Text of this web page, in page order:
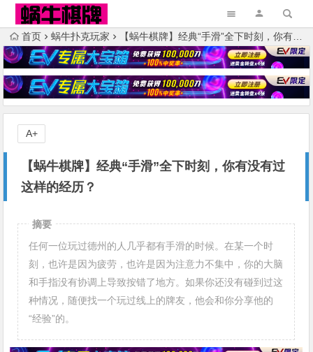
首页 蜗牛扑克玩家 【蜗牛棋牌】经典“手滑”全下时刻，你有没有过这样的经历？
【蜗牛棋牌】经典“手滑”全下时刻，你有没有过
这样的经历？
A+
摘要
任何一位玩过德州的人几乎都有手滑的时候。在某一个时
刻，也许是因为疲劳，也许是因为注意力不集中，你的大脑
和手指没有协调上导致按错了地方。如果你还没有碰到过这
种情况，随便找一个玩过线上的牌友，他会和你分享他的
“经验”的。